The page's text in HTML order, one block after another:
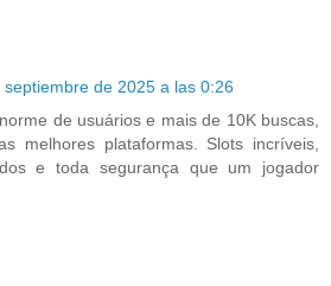
septiembre de 2025 a las 0:26
de usuários e mais de 10K buscas,
melhores plataformas. Slots incríveis,
e toda segurança que um jogador